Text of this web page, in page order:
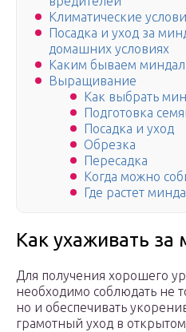
Климатические
Посадка и уход за
домашних условиях
Каким бываем
Выращивание
Как выбрать
Подготовка
Посадка и уход
Обрезка
Пересадка
Когда можно
Где растет
Как ухаживать
Для получения хорошего
необходимо соблюдать не
но и обеспечивать
грамотный уход в